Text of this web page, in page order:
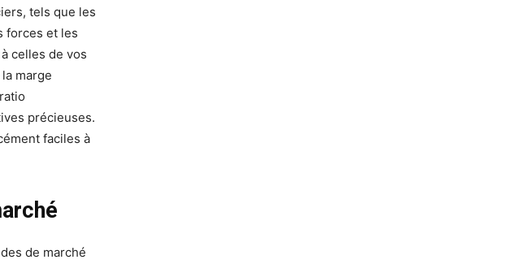
tels que les
forces et les
celles de vos
marge
précieuses.
faciles à
de marché